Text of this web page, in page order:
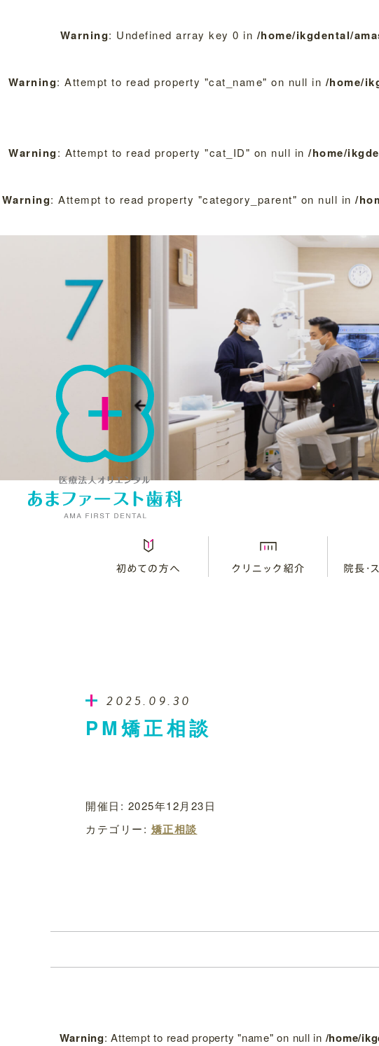
Warning: Undefined array key 0 in /home/ikgdental/
Warning: Attempt to read property "cat_name" on null in /home/
Warning: Attempt to read property "cat_ID" on null in /home/
Warning: Attempt to read property "category_parent" on null in/
2025.09.30
PM矯正相談
開催日: 2025年12月23日
カテゴリー: 矯正相談
Warning: Attempt to read property "name" on null in /home/